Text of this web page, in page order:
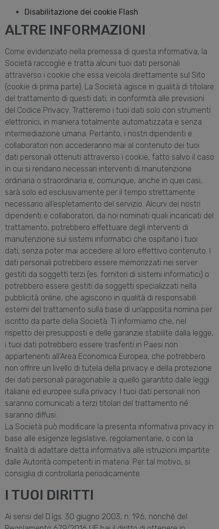
Disabilitazione dei cookie Flash
ALTRE INFORMAZIONI
Come evidenziato nella premessa di questa informativa, la
Società raccoglie e tratta alcuni tuoi dati personali
attraverso i cookie che essa veicola direttamente sul Sito
(cookie di prima parte). La Società agisce in qualità di titolare
del trattamento di questi dati, in conformità alle previsioni
del Codice Privacy. Tratteremo i tuoi dati solo con strumenti
elettronici, in maniera totalmente automatizzata e senza
intermediazione umana. Pertanto, i nostri dipendenti e
collaboratori non accederanno mai al contenuto dei tuoi
dati personali ottenuti attraverso i cookie, fatto salvo il caso
in cui si rendano necessari interventi di manutenzione
ordinaria o straordinaria e, comunque, anche in quei casi,
sarà solo ed esclusivamente per il tempo strettamente
necessario all’espletamento del servizio. Alcuni dei nostri
dipendenti e collaboratori, da noi nominati quali incaricati del
trattamento, potrebbero effettuare degli interventi di
manutenzione sui sistemi informatici che ospitano i tuoi
dati, senza poter mai accedere al loro effettivo contenuto. I
dati personali potrebbero essere memorizzati nei server
gestiti da soggetti terzi (es. fornitori di sistemi informatici) o
potrebbero essere gestiti da soggetti specializzati nella
pubblicità online, che agiscono in qualità di responsabili
esterni del trattamento sulla base di un’apposita nomina per
iscritto da parte della Società. Ti informiamo che, nel
rispetto dei presupposti e delle garanzie stabilite dalla legge,
i tuoi dati potrebbero essere trasferiti in Paesi non
appartenenti all’Area Economica Europea, che potrebbero
non offrire un livello di tutela della privacy e della protezione
dei dati personali paragonabile a quello garantito dalle leggi
italiane ed europee sulla privacy. I tuoi dati personali non
saranno comunicati a terzi titolari del trattamento né
saranno diffusi.
La Società può modificare la presenta informativa privacy in
base alle esigenze legislative, regolamentarie, o con la
finalità di adattare detta informativa alle istruzioni impartite
dalle Autorità competenti in materia. Per tal motivo, si
consiglia di controllarla periodicamente.
I TUOI DIRITTI
Ai sensi del D.lgs. 30 giugno 2003, n. 196, nonché del